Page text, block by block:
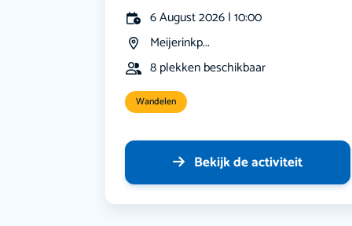
6 August 2026 | 10:00
Meijerinkp...
8 plekken beschikbaar
Wandelen
Bekijk de activiteit